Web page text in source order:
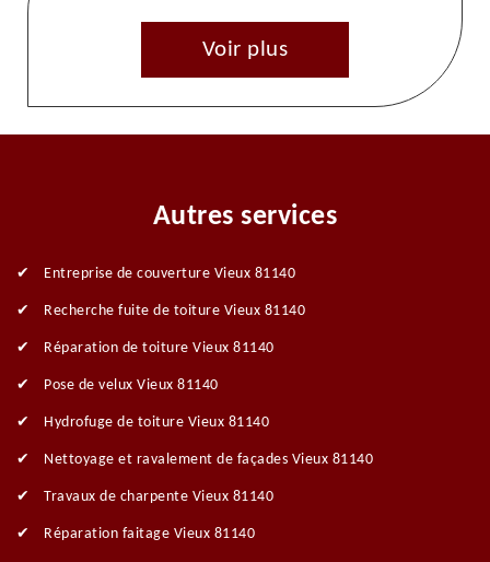
Voir plus
Autres services
Entreprise de couverture Vieux 81140
Recherche fuite de toiture Vieux 81140
Réparation de toiture Vieux 81140
Pose de velux Vieux 81140
Hydrofuge de toiture Vieux 81140
Nettoyage et ravalement de façades Vieux 81140
Travaux de charpente Vieux 81140
Réparation faitage Vieux 81140